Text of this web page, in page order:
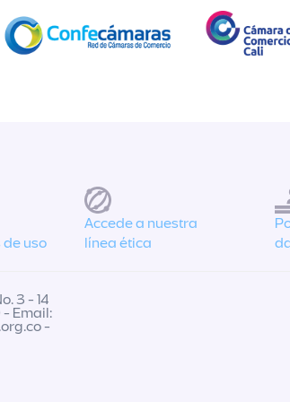
uso
Accede a nuestra
línea ética
3 - 14
- Email:
-